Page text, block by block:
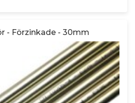
- Förzinkade - 30mm